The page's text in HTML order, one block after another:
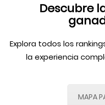
Descubre
Explora todos los
la experiencia
MAPA